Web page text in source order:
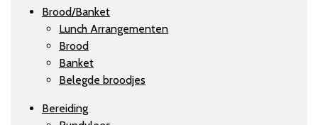
Brood/Banket
Lunch Arrangementen
Brood
Banket
Belegde broodjes
Bereiding